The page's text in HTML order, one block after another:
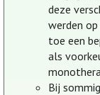
deze
werden
toe een
als
Bij